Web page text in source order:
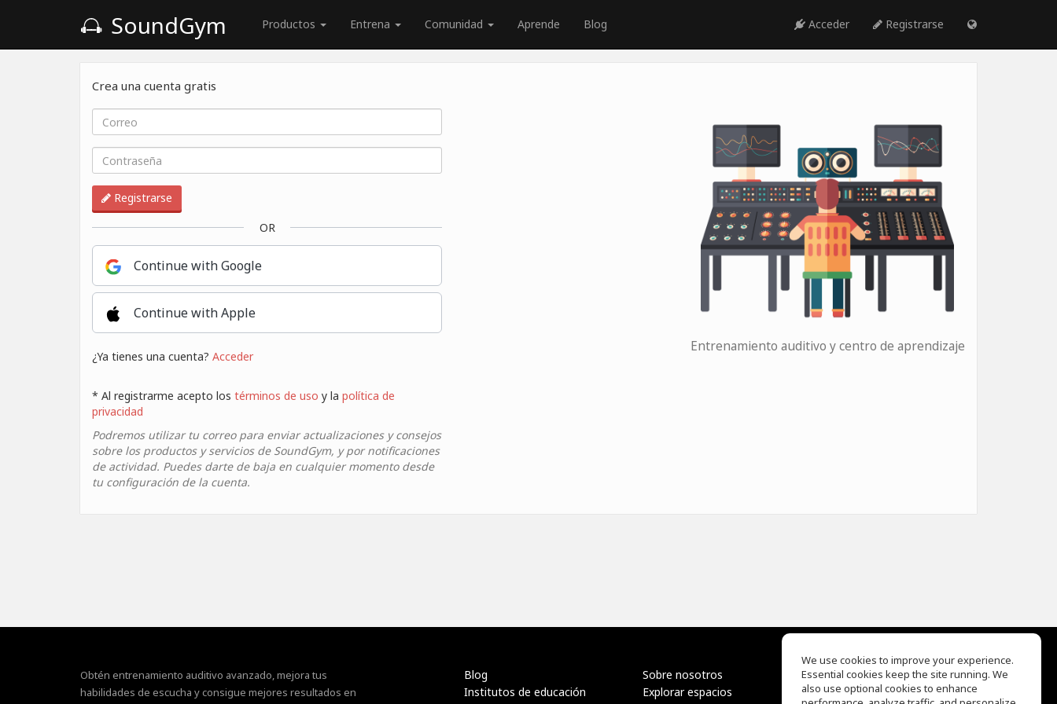
SoundGym Productos Entrena Comunidad Aprende Blog Acceder Registrarse
Crea una cuenta gratis
Registrarse
OR
Continue with Google
Continue with Apple
¿Ya tienes una cuenta? Acceder
* Al registrarme acepto los términos de uso y la política de
privacidad
Podremos utilizar tu correo para enviar actualizaciones y consejos
sobre los productos y servicios de SoundGym, y por notificaciones
de actividad. Puedes darte de baja en cualquier momento desde
tu configuración de la cuenta.
Entrenamiento auditivo y centro de aprendizaje
Obtén entrenamiento auditivo avanzado, mejora tus
habilidades de escucha y consigue mejores resultados en
Blog
Institutos de educación
Sobre nosotros
Explorar espacios
EQ Ear Training
Drum Machine
We use cookies to improve your experience.
Essential cookies keep the site running. We
also use optional cookies to enhance